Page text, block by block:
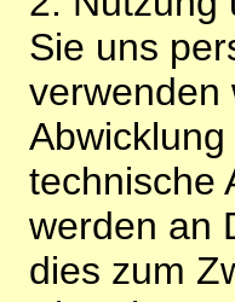
Sie uns
verwenden
technische
werden an
dies zum